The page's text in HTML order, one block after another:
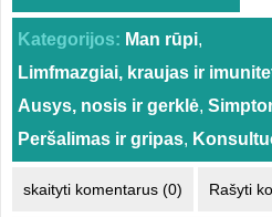
Kategorijos: Man rūpi,
Limfmazgiai, kraujas ir
Ausys, nosis ir gerklė,
Peršalimas ir gripas,
skaityti komentarus (0) Rašyti